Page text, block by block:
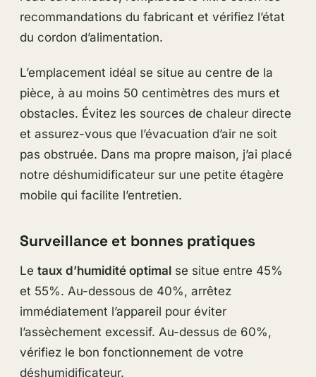
recommandations du fabricant et vérifiez l’état
du cordon d’alimentation.
L’emplacement idéal se situe au centre de la
pièce, à au moins 50 centimètres des murs et
obstacles. Évitez les sources de chaleur directe
et assurez-vous que l’évacuation d’air ne soit
pas obstruée. Dans ma propre maison, j’ai placé
notre déshumidificateur sur une petite étagère
mobile qui facilite l’entretien.
Surveillance et bonnes pratiques
Le taux d’humidité optimalse situe entre 45%
et 55%. Au-dessous de 40%, arrêtez
immédiatement l’appareil pour éviter
l’assèchement excessif. Au-dessus de 60%,
vérifiez le bon fonctionnement de votre
déshumidificateur.